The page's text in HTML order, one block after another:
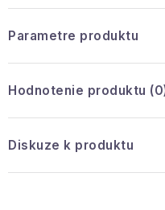
Parametre produktu
Hodnotenie produktu
Diskuze k produktu